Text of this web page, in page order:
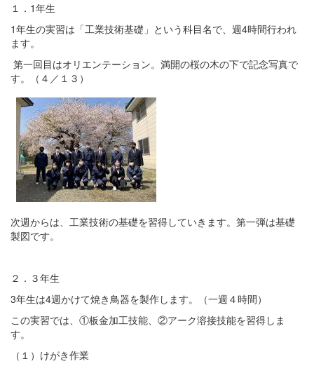
１．1年生
1年生の実習は「工業技術基礎」という科目名で、週4時間行われ
ます。
第一回目はオリエンテーション。満開の桜の木の下で記念写真で
す。（４／１３）
次週からは、工業技術の基礎を習得していきます。第一弾は基礎
製図です。
２．３年生
3年生は4週かけて焼き鳥器を製作します。（一週４時間）
この実習では、①板金加工技能、②アーク溶接技能を習得しま
す。
（１）けがき作業